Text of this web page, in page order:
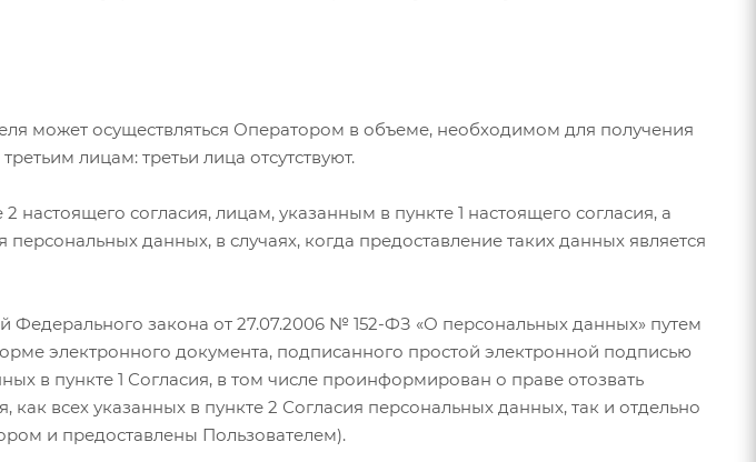
может осуществляться Оператором в объеме, необходимом для получения
лицам: третьи лица отсутствуют.
настоящего согласия, лицам, указанным в пункте 1 настоящего согласия, а
данных, в случаях, когда предоставление таких данных является
закона от 27.07.2006 № 152-ФЗ «О персональных данных» путем
электронного документа, подписанного простой электронной подписью
в пункте 1 Согласия, в том числе проинформирован о праве отозвать
всех указанных в пункте 2 Согласия персональных данных, так и отдельно
и предоставлены Пользователем).